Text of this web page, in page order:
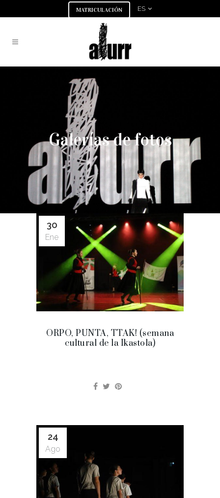
MATRICULACIÓN ES
Galerías de fotos
30
Ene
ORPO, PUNTA, TTAK! (semana
cultural de la Ikastola)
24
Ago